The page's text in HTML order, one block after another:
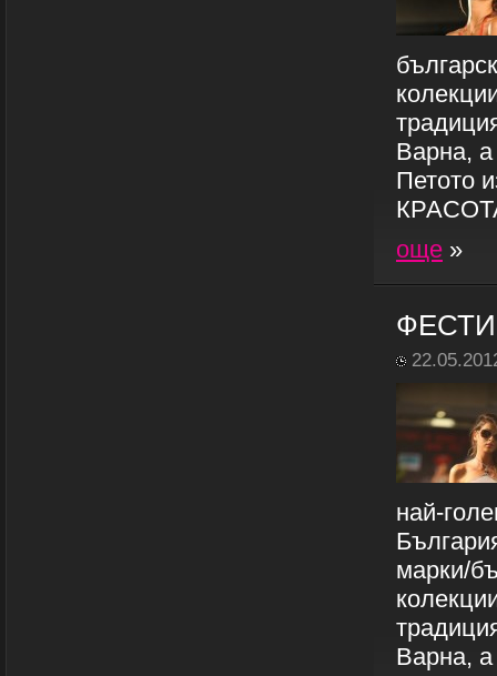
Варна,
Петото
още »
най-
марки/
Варна, а